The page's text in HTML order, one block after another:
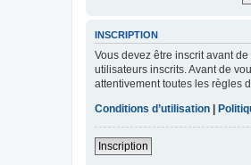
INSCRIPTION
Vous devez être inscrit avant
utilisateurs inscrits. Avant de
attentivement toutes les règles
Conditions d’utilisation
Inscription